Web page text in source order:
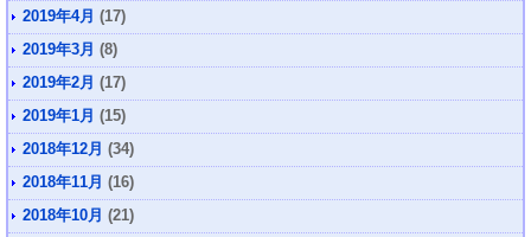
2019年4月 (17)
2019年3月 (8)
2019年2月 (17)
2019年1月 (15)
2018年12月 (34)
2018年11月 (16)
2018年10月 (21)